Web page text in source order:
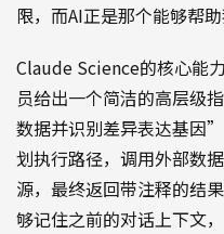
限，而AI正是那个能够帮
Claude Science的核心能
员给出一个简洁的高层
数据并识别差异表达基
划执行路径，调用外部数
源，最终返回带注释的结
够记住之前的对话上下文